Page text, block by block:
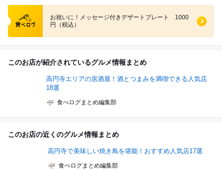
食べログ クーポン
お祝いに！メッセージ付きデザートプレート 1000
円（税込）
このお店が紹介されているグルメ情報まとめ
高円寺エリアの居酒屋！酒とつまみを満喫できる人気店
18選
食べログまとめ編集部
このお店の近くのグルメ情報まとめ
高円寺で美味しい焼き鳥を堪能！おすすめ人気店17選
食べログまとめ編集部